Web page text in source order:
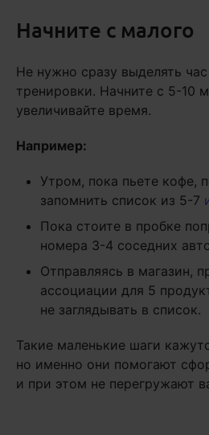
Начните с малого
Не нужно сразу выделять
тренировки. Начните с 5-10
увеличивайте время.
Например:
Утром, пока пьете кофе,
запомнить список из 5-7
Пока стоите в пробке
номера 3-4 соседних
Отправляясь в магазин,
ассоциации для 5
не заглядывать в список.
Такие маленькие шаги
но именно они помогают
и при этом не перегружают